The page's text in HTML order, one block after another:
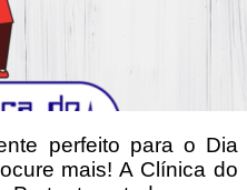
perfeito para o Dia
mais! A Clínica do